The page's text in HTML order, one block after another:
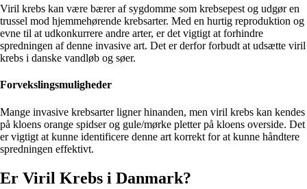
Viril krebs kan være bærer af sygdomme som krebsepest og udgør en
trussel mod hjemmehørende krebsarter. Med en hurtig reproduktion og
evne til at udkonkurrere andre arter, er det vigtigt at forhindre
spredningen af denne invasive art. Det er derfor forbudt at udsætte viril
krebs i danske vandløb og søer.
Forvekslingsmuligheder
Mange invasive krebsarter ligner hinanden, men viril krebs kan kendes
på kloens orange spidser og gule/mørke pletter på kloens overside. Det
er vigtigt at kunne identificere denne art korrekt for at kunne håndtere
spredningen effektivt.
Er Viril Krebs i Danmark?